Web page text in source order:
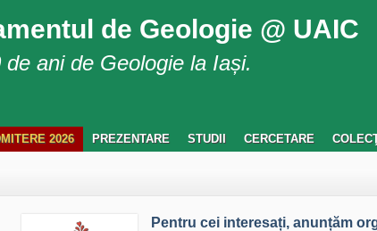
de Geologie @ UAIC
de ani de Geologie la Iași.
2026 PREZENTARE STUDII CERCETARE
Pentru cei interesați, anunțăm